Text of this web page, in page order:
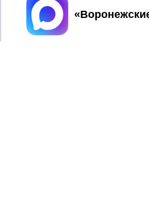
зарегистрированных средств
выдана Федеральной службой
информационных технологий и
Принять